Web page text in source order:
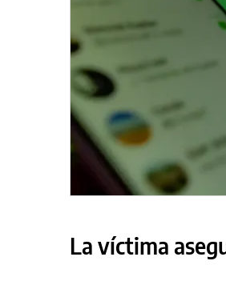
La víctima